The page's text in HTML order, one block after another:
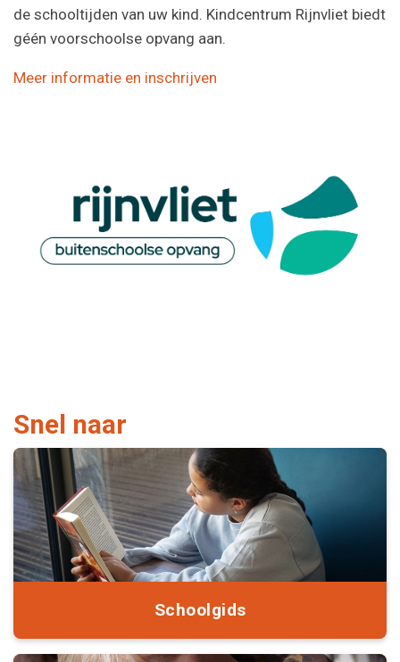
de schooltijden van uw kind. Kindcentrum Rijnvliet biedt
géén voorschoolse opvang aan.
Meer informatie en inschrijven
Snel naar
Schoolgids